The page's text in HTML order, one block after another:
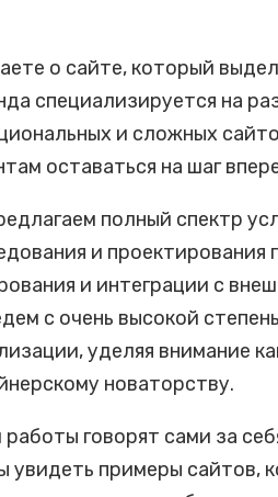
о сайте, который
специализируется на
и сложных
оставаться на шаг
полный спектр
и проектирования
и интеграции с
с очень высокой
уделяя внимание
новаторству.
говорят сами за
увидеть примеры сайтов,